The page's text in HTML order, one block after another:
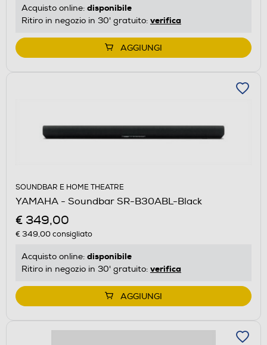
Acquisto online: disponibile
Ritiro in negozio in 30' gratuito: verifica
AGGIUNGI
SOUNDBAR E HOME THEATRE
YAMAHA - Soundbar SR-B30ABL-Black
€ 349,00
€ 349,00consigliato
Acquisto online: disponibile
Ritiro in negozio in 30' gratuito: verifica
AGGIUNGI